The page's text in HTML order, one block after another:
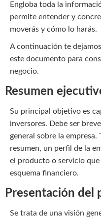
Engloba toda la
permite entender y
moverás y cómo lo harás.
A continuación te
este documento para
negocio.
Resumen
Su principal objetivo es
inversores. Debe ser
general sobre la empresa.
resumen, un perfil de la
el producto o servicio
esquema financiero.
Presentación del
Se trata de una visión